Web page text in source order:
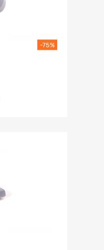
-75%